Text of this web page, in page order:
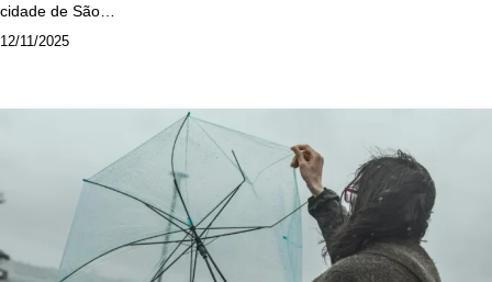
cidade de São…
12/11/2025